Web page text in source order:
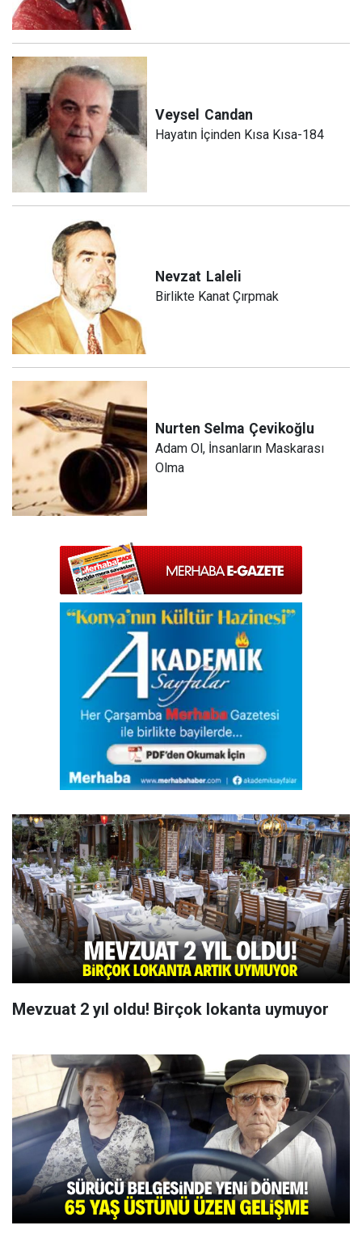
Veysel Candan
Hayatın İçinden Kısa Kısa-184
Nevzat Laleli
Birlikte Kanat Çırpmak
Nurten Selma Çevikoğlu
Adam Ol, İnsanların Maskarası
Olma
Mevzuat 2 yıl oldu! Birçok lokanta uymuyor